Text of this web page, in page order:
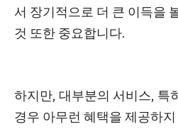
서 장기적으로 더 큰 이득을
것 또한 중요합니다.
하지만, 대부분의 서비스, 특
경우 아무런 혜택을 제공하